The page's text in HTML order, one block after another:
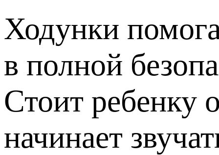
Ходунки
в полной
Стоит ребенку
начинает